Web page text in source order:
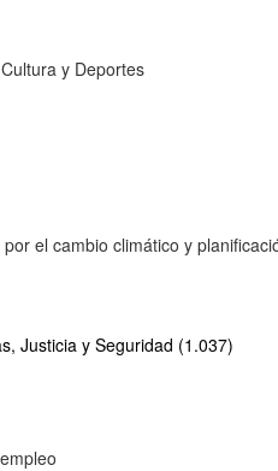
y Deportes
el cambio climático y
Justicia y Seguridad (1.037)